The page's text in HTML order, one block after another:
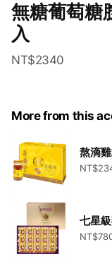
無糖葡萄
入
NT$2340
More from this
熬滴
七星